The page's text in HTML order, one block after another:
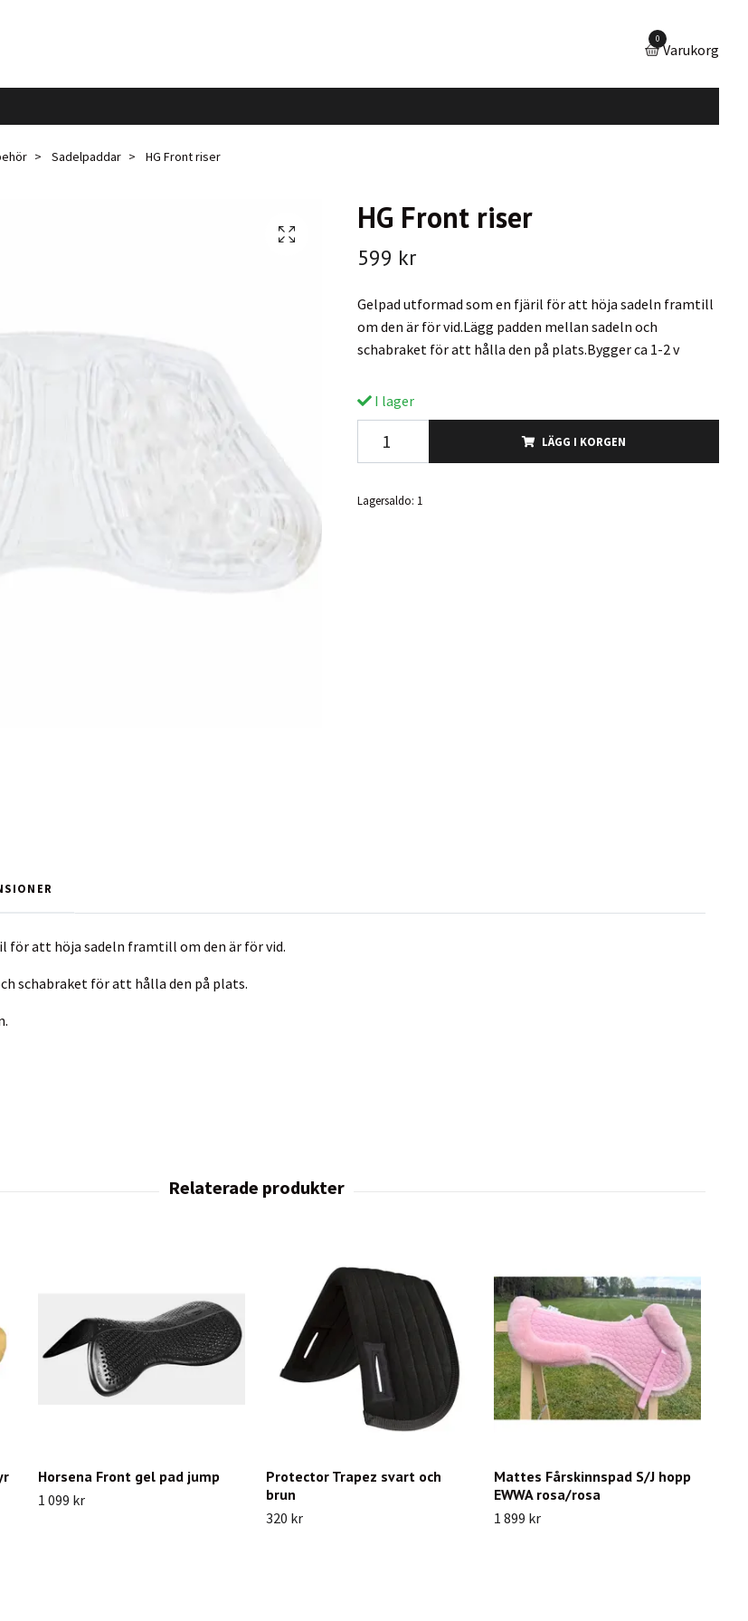
0
Varukorg
Sadelpaddar HG Front riser
HG Front riser
599 kr
Gelpad utformad som en fjäril för att höja sadeln framtill
om den är för vid.Lägg padden mellan sadeln och
schabraket för att hålla den på plats.Bygger ca 1-2 v
I lager
LÄGG I KORGEN
Lagersaldo: 1
för att höja sadeln framtill om den är för vid.
schabraket för att hålla den på plats.
Horsena Front gel pad jump
1 099 kr
Protector Trapez svart och
brun
320 kr
Mattes Fårskinnspad S/J hopp
EWWA rosa/rosa
1 899 kr